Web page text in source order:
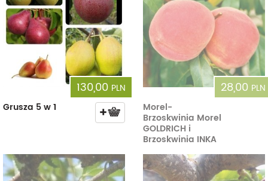
130,00 PLN
Grusza 5 w 1
28,00 PLN
Morel-
Brzoskwinia Morel
GOLDRICH i
Brzoskwinia INKA